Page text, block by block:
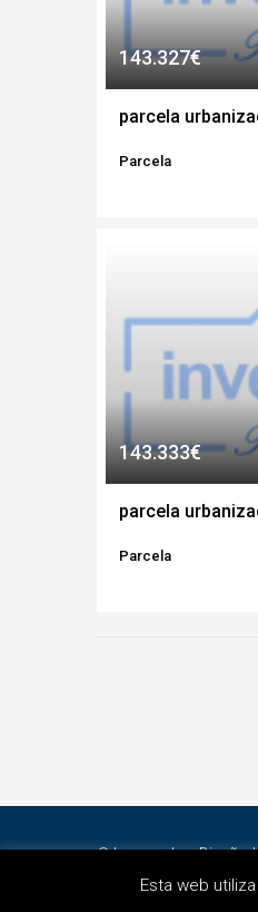
143.327€
Parcela
143.333€
Parcela
© Invermobe -
ProjectEsta web